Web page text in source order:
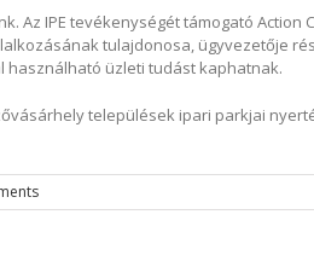
Az IPE tevékenységét támogató
tulajdonosa, ügyvezetője
használható üzleti tudást kaphatnak.
települések ipari parkjai